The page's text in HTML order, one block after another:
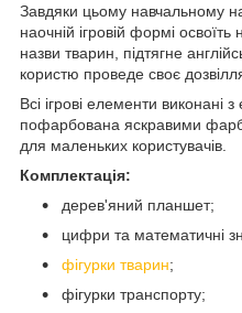
Завдяки цьому навчальному
наочній ігровій формі
назви тварин, підтягне
користю проведе своє
Всі ігрові елементи виконані
пофарбована яскравими
для маленьких користувачів.
Комплектація:
дерев'яний планшет;
цифри та математичні
фігурки тварин;
фігурки транспорту;